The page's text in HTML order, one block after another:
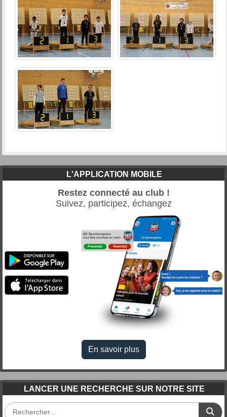
L'APPLICATION MOBILE
Restez connecté au club !
Suivez, participez, échangez
En savoir plus
LANCER UNE RECHERCHE SUR NOTRE SITE